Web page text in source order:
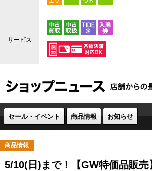
サービス
セール・イベント 商品情報 お知らせ
商品情報
5/10(日)まで！【GW特価品販